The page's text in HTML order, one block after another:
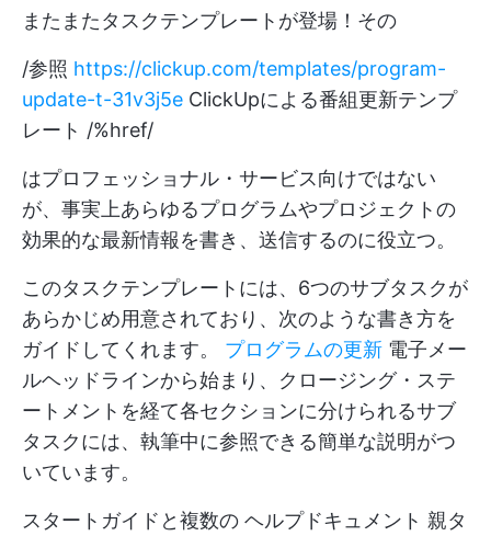
またまたタスクテンプレートが登場！その
/参照 https://clickup.com/templates/program-
update-t-31v3j5e ClickUpによる番組更新テンプ
レート /%href/
はプロフェッショナル・サービス向けではない
が、事実上あらゆるプログラムやプロジェクトの
効果的な最新情報を書き、送信するのに役立つ。
このタスクテンプレートには、6つのサブタスクが
あらかじめ用意されており、次のような書き方を
ガイドしてくれます。 プログラムの更新 電子メー
ルヘッドラインから始まり、クロージング・ステ
ートメントを経て各セクションに分けられるサブ
タスクには、執筆中に参照できる簡単な説明がつ
いています。
スタートガイドと複数の ヘルプドキュメント 親タ